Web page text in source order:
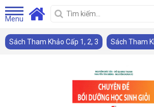
Menu
Sách Tham Khảo Cấp 1, 2, 3 Sách Tham